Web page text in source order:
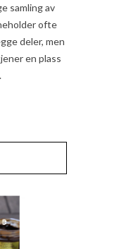
samling av
ofte
deler, men
en plass